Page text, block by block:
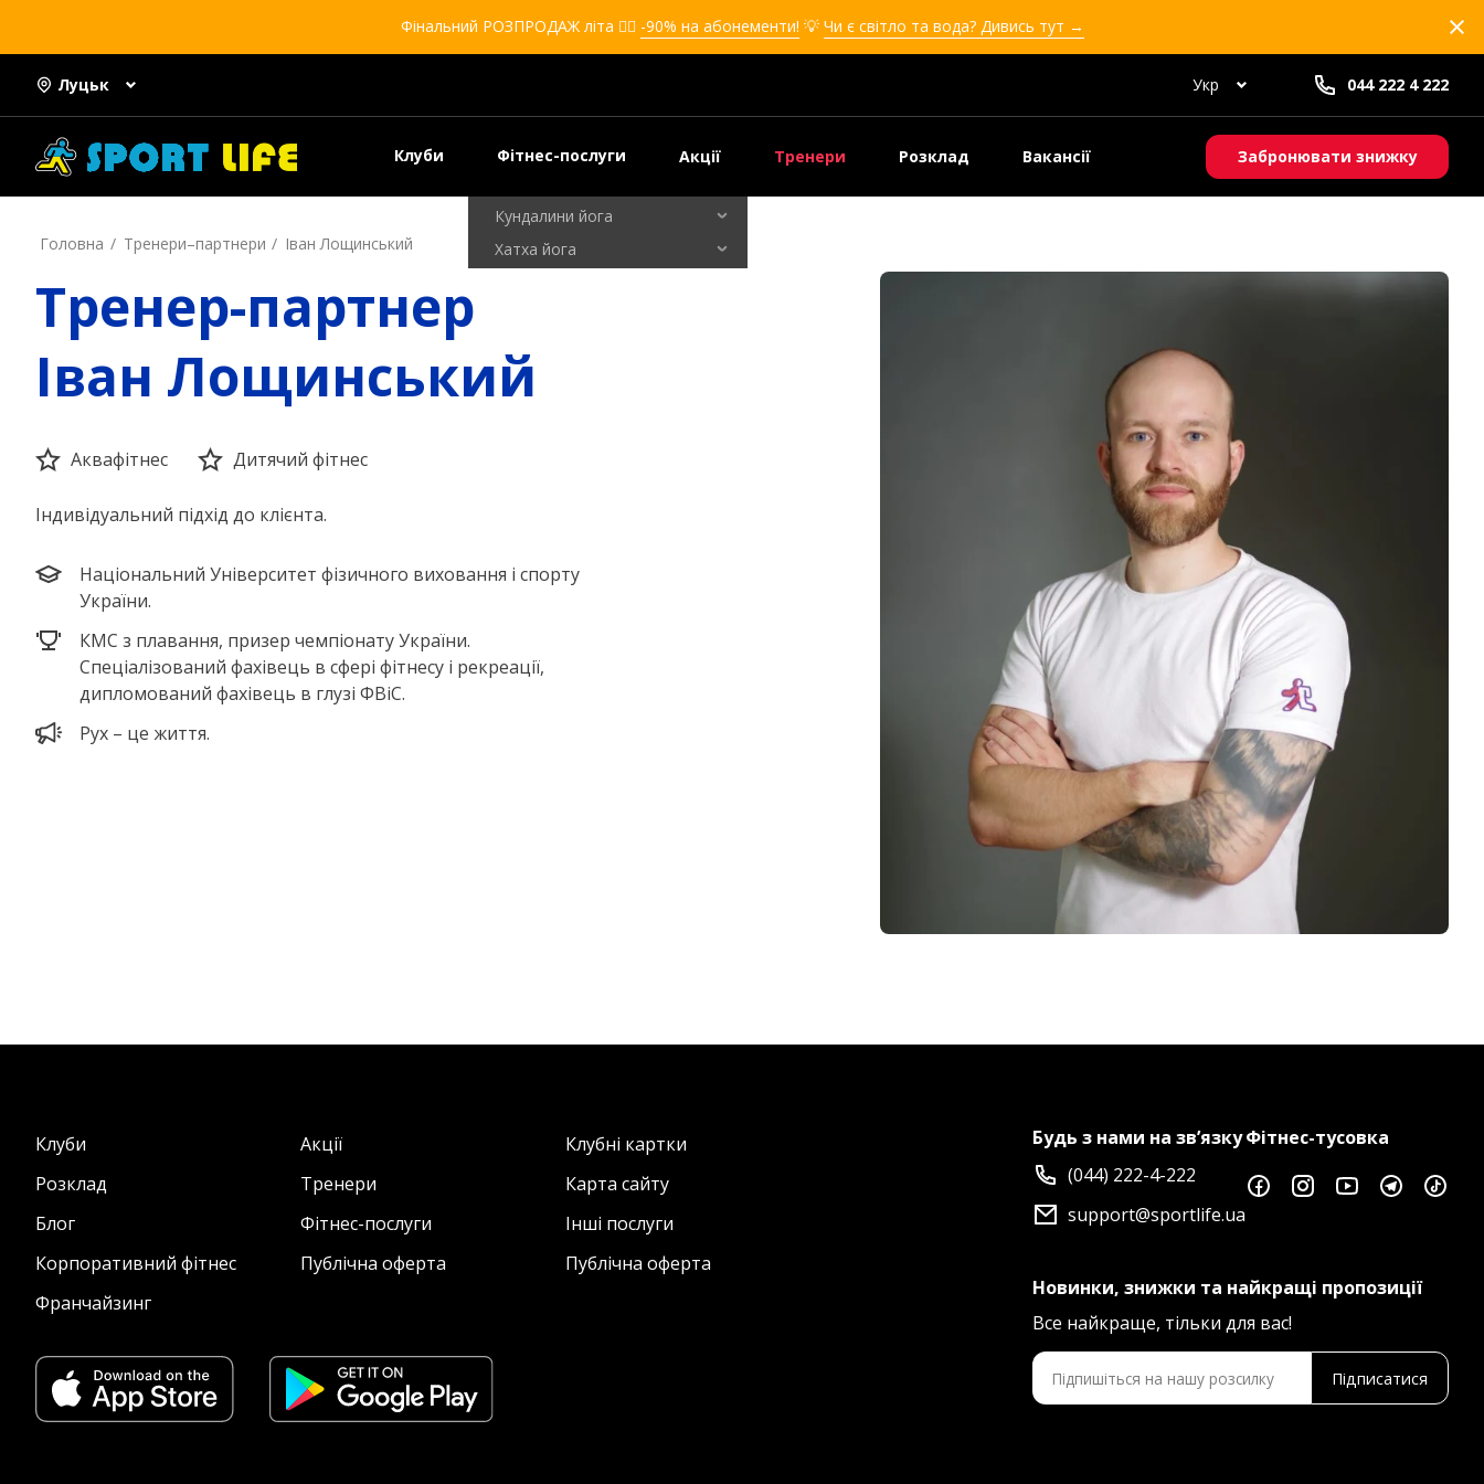
Фінальний РОЗПРОДАЖ літа ❤️‍🔥 -90% на абонементи! 💡 Чи є світло та вода? Дивись тут →
Луцьк Укр 044 222 4 222
Клуби Фітнес-послуги
Кікбоксинг для дівчат
Кікбоксинг для дітей
Самооборона для дівчат
Самооборона для дітей
Кундалини йога
Хатха йога
Акції Тренери Розклад Вакансії Забронювати знижку
Головна Тренери–партнери Іван Лощинський
Тренер-партнер
Іван Лощинський
Аквафітнес Дитячий фітнес
Індивідуальний підхід до клієнта.
Національний Університет фізичного виховання і спорту
України.
КМС з плавання, призер чемпіонату України.
Спеціалізований фахівець в сфері фітнесу і рекреації,
дипломований фахівець в глузі ФВіС.
Рух – це життя.
Клуби Акції
Клубні картки
Розклад
Тренери
Карта сайту
Блог
Фітнес-послуги
Інші послуги
Корпоративний фітнес
Публічна оферта
Публічна оферта
Франчайзинг
Будь з нами на зв’язку
(044) 222-4-222
support@sportlife.ua
Фітнес-тусовка
Новинки, знижки та найкращі пропозиції
Все найкраще, тільки для вас!
Підписатися